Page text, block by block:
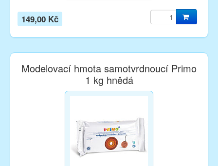
149,00 Kč
Modelovací hmota samotvrdnoucí Primo
1 kg hnědá